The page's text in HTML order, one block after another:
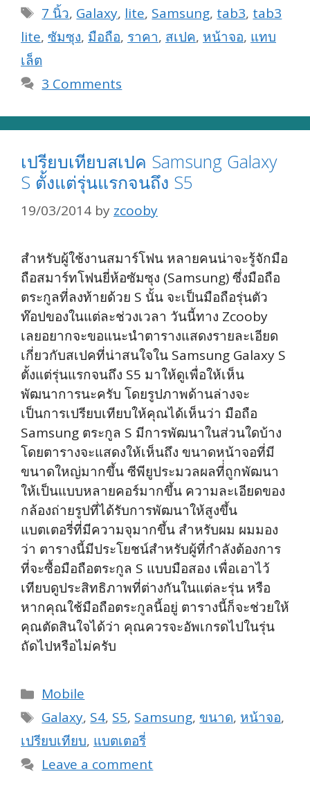
Tags
7 นิ้ว, Galaxy, lite, Samsung, tab3, tab3
lite, ซัมซุง, มือถือ, ราคา, สเปค, หน้าจอ, แทบ
เล็ต
3 Comments
เปรียบเทียบสเปค Samsung Galaxy
S ตั้งแต่รุ่นแรกจนถึง S5
19/03/2014 by zcooby
สำหรับผู้ใช้งานสมาร์โฟน หลายคนน่าจะรู้จักมือ
ถือสมาร์ทโฟนยี่ห้อซัมซุง (Samsung) ซึ่งมือถือ
ตระกูลที่ลงท้ายด้วย S นั้น จะเป็นมือถือรุ่นตัว
ท๊อปของในแต่ละช่วงเวลา วันนี้ทาง Zcooby
เลยอยากจะขอแนะนำตารางแสดงรายละเอียด
เกี่ยวกับสเปคที่น่าสนใจใน Samsung Galaxy S
ตั้งแต่รุ่นแรกจนถึง S5 มาให้ดูเพื่อให้เห็น
พัฒนาการนะครับ โดยรูปภาพด้านล่างจะ
เป็นการเปรียบเทียบให้คุณได้เห็นว่า มือถือ
Samsung ตระกูล S มีการพัฒนาในส่วนใดบ้าง
โดยตารางจะแสดงให้เห็นถึง ขนาดหน้าจอที่มี
ขนาดใหญ่มากขึ้น ซีพียูประมวลผลที่่ถูกพัฒนา
ให้เป็นแบบหลายคอร์มากขึ้น ความละเอียดของ
กล้องถ่ายรูปที่ได้รับการพัฒนาให้สูงขึ้น
แบตเตอรี่ที่มีความจุมากขึ้น สำหรับผม ผมมอง
ว่า ตารางนี้มีประโยชน์สำหรับผู้ที่กำลังต้องการ
ที่จะซื้อมือถือตระกูล S แบบมือสอง เพื่อเอาไว้
เทียบดูประสิทธิภาพที่ต่างกันในแต่ละรุ่น หรือ
หากคุณใช้มือถือตระกูลนี้อยู่ ตารางนี้ก็จะช่วยให้
คุณตัดสินใจได้ว่า คุณควรจะอัพเกรดไปในรุ่น
ถัดไปหรือไม่ครับ
Categories
Mobile
Tags
Galaxy, S4, S5, Samsung, ขนาด, หน้าจอ,
เปรียบเทียบ, แบตเตอรี่
Leave a comment